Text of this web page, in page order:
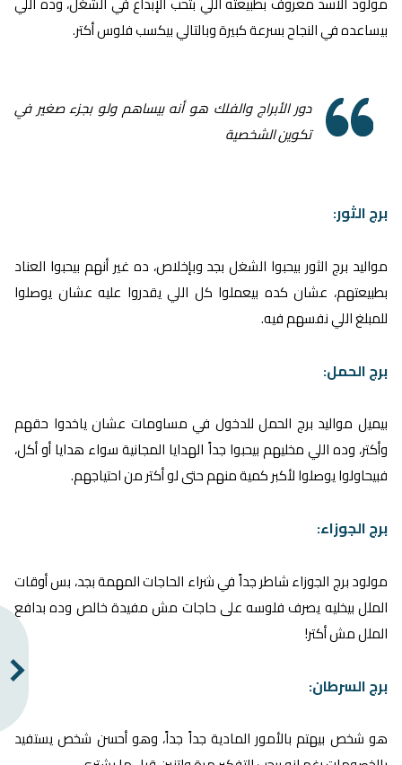
بيساعده في النجاح بسرعة كبيرة وبالتالي بيكسب فلوس أكتر.
دور الأبراج والفلك هو أنه بيساهم ولو بجزء صغير في
تكوين الشخصية
برج الثور:
مواليد برج الثور بيحبوا الشغل بجد وبإخلاص، ده غير أنهم بيحبوا العناد
بطبيعتهم، عشان كده بيعملوا كل اللي يقدروا عليه عشان يوصلوا
للمبلغ اللي نفسهم فيه.
برج الحمل:
بيميل مواليد برج الحمل للدخول في مساومات عشان ياخدوا حقهم
وأكتر، وده اللي مخليهم بيحبوا جداً الهدايا المجانية سواء هدايا أو أكل،
فبيحاولوا يوصلوا لأكبر كمية منهم حتى لو أكتر من احتياجهم.
برج الجوزاء:
مولود برج الجوزاء شاطر جداً في شراء الحاجات المهمة بجد، بس أوقات
الملل بيخليه يصرف فلوسه على حاجات مش مفيدة خالص وده بدافع
الملل مش أكتر!
برج السرطان:
هو شخص بيهتم بالأمور المادية جداً جداً، وهو أحسن شخص يستفيد